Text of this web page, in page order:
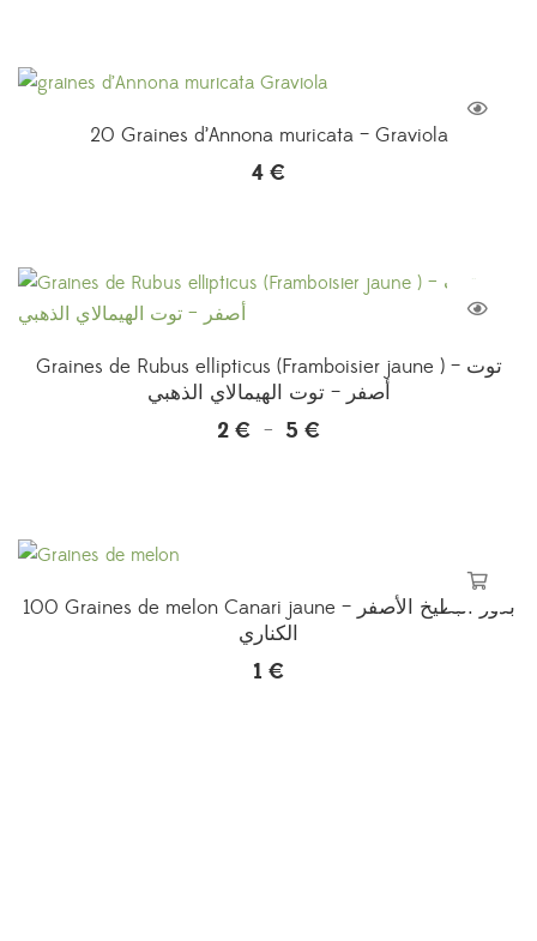
à
20 Graines d’Annona muricata – Graviola
4 €
Graines de Rubus ellipticus (Framboisier jaune ) – توت
أصفر – توت الهيمالاي الذهبي
2 € – 5 €Plage
100 Graines de melon Canari jaune – بذور البطيخ الأصفر
الكناري
1 €